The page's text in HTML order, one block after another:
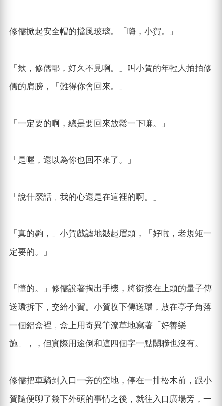
修儒掀起安全帽的擋風玻璃。「嗨，小賀。」
「欸，修儒耶，好久不見啊。」叫小賀的年輕人拍拍修
儒的肩膀，「難得你會回來。」
「一定要的啊，總是要回來放鬆一下嘛。」
「是喔，還以為你也回不來了。」
「說什麼話，我的心還是在這裡的啊。」
「真的齁，」小賀戲謔地皺起眉頭，「好啦，老規矩一
定要的。」
「懂的。」修儒說著掏出手機，將銜接在上頭的量子傳
送環拆下，交給小賀。小賀收下傳送環，放在亭子角落
一個鋁盒裡，盒上用奇異筆潦草地寫著「好善樂
施」，，但實際用途倒和這四個字一點關聯也沒有。
修儒把車騎到入口一旁的空地，停在一排松木前，跟小
賀隨便聊了幾下外頭的事情之後，就往入口廣場旁，一